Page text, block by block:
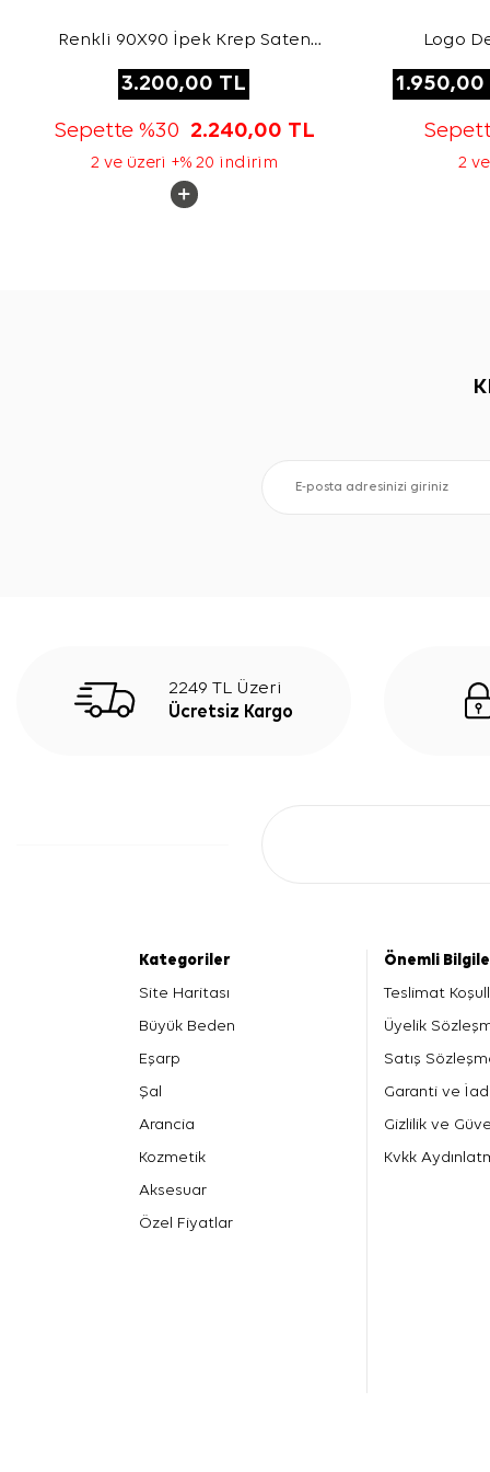
Renkli 90X90 İpek Krep Saten
3.200,00 TL
Sepette %30 2.240,00 TL
2 ve üzeri +% 20 indirim
Logo
1.950,00
2
2249 TL Üzeri
Ücretsiz Kargo
Kategoriler
Site Haritası
Büyük Beden
Eşarp
Şal
Arancia
Kozmetik
Aksesuar
Özel Fiyatlar
Önemli
Teslimat
Üyelik
Satış
Garanti ve
Gizlilik ve
Kvkk